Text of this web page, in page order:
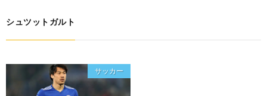
シュツットガルト
サッカー